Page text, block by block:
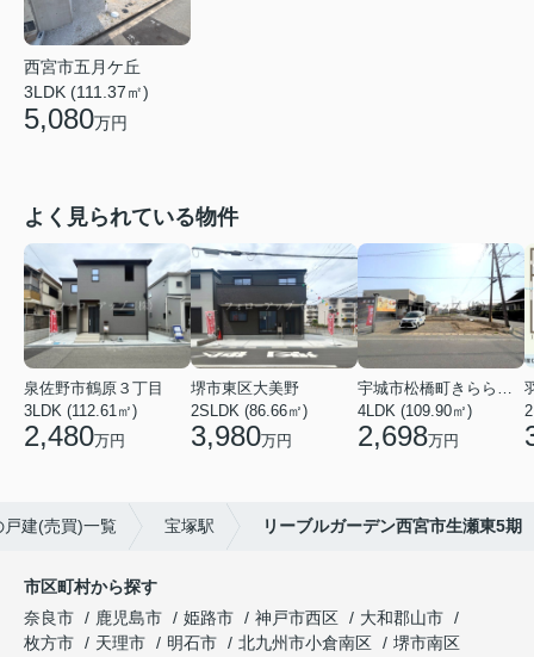
西宮市五月ケ丘
3LDK (111.37㎡)
5,080万円
よく見られている物件
泉佐野市鶴原３丁目
3LDK (112.61㎡)
2,480万円
堺市東区大美野
2SLDK (86.66㎡)
3,980万円
宇城市松橋町きらら３丁目
4LDK (109.90㎡)
2,698万円
戸建(売買)一覧 宝塚駅 リーブルガーデン西宮市生瀬東5期
市区町村から探す
奈良市
鹿児島市 姫路市 神戸市西区
大和郡山市
枚方市
天理市 明石市 北九州市小倉南区
堺市南区